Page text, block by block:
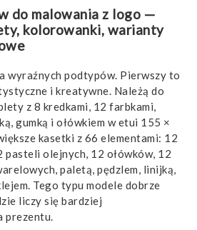
do malowania z logo —
kolorowanki, warianty
wyraźnych podtypów. Pierwszy to
i kreatywne. Należą do
z 8 kredkami, 12 farbkami,
gumką i ołówkiem w etui 155 ×
kasetki z 66 elementami: 12
pasteli olejnych, 12 ołówków, 12
paletą, pędzlem, linijką,
Tego typu modele dobrze
liczy się bardziej
prezentu.